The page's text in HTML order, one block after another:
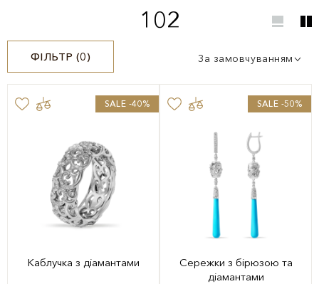
102
ФІЛЬТР (0) За замовчуванням
SALE -40%
Каблучка з діамантами
SALE -50%
Сережки з бірюзою та
діамантами